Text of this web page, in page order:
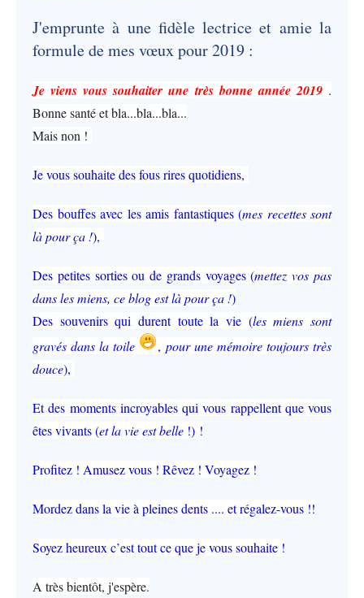
J'emprunte à une fidèle lectrice et amie la
formule de mes vœux pour 2019 :
Je viens vous souhaiter une très bonne année 2019.
Bonne santé et bla...bla...bla...
Mais non !
Je vous souhaite des fous rires quotidiens,
Des bouffes avec les amis fantastiques (mes recettes sont
là pour ça !),
Des petites sorties ou de grands voyages (mettez vos pas
dans les miens, ce blog est là pour ça !)
Des souvenirs qui durent toute la vie (les miens sont
gravés dans la toile
, pour une mémoire toujours très
douce),
Et des moments incroyables qui vous rappellent que vous
êtes vivants (et la vie est belle !) !
Profitez ! Amusez vous ! Rêvez ! Voyagez !
Mordez dans la vie à pleines dents .... et régalez-vous !!
Soyez heureux c’est tout ce que je vous souhaite !
A très bientôt, j'espère.